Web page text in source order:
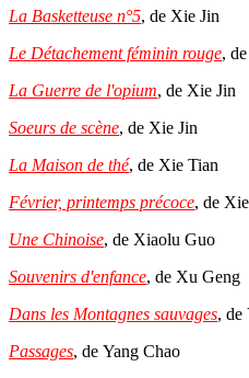
La Basketteuse n°5, de Xie Jin
Le Détachement féminin rouge,
La Guerre de l'opium, de Xie Jin
Soeurs de scène, de Xie Jin
La Maison de thé, de Xie Tian
Février, printemps précoce, de
Une Chinoise, de Xiaolu Guo
Souvenirs d'enfance, de Xu Geng
Dans les Montagnes sauvages, de
Passages, de Yang Chao